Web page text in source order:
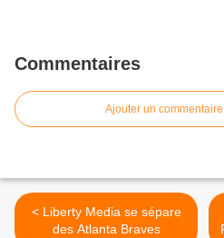
Commentaires
Ajouter un commentaire
< Liberty Media se sépare
des Atlanta Braves